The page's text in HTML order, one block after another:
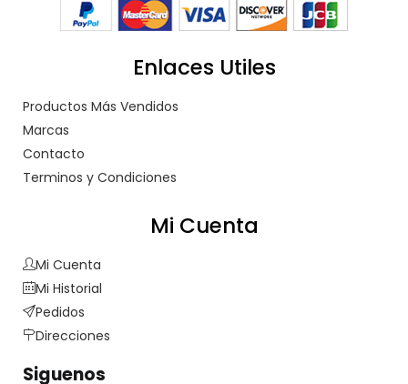
Enlaces Utiles
Productos Más Vendidos
Marcas
Contacto
Terminos y Condiciones
Mi Cuenta
Mi Cuenta
Mi Historial
Pedidos
Direcciones
Siguenos